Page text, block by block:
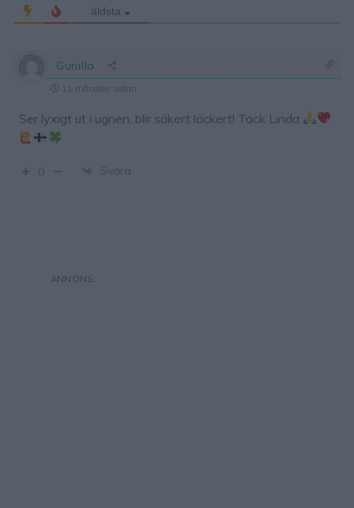
äldsta
Gunilla
11 månader sedan
Ser lyxigt ut i ugnen, blir säkert läckert! Tack Linda
0 Svara